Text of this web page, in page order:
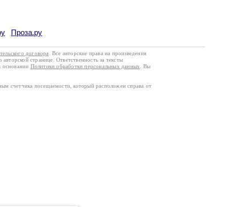
Проза.ру
договора
. Все авторские права на произведения
странице. Ответственность за тексты
основании Политики обработки персональных данных
. Вы
счетчика посещаемости, который расположен справа от